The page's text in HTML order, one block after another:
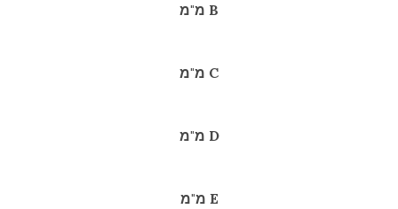
B מ"מ
C מ"מ
D מ"מ
E מ"מ